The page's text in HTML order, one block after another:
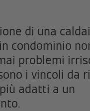
di una
condominio
problemi
i vincoli da
adatti a un